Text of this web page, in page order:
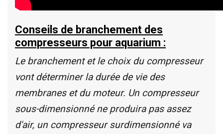
Conseils de branchement des
compresseurs pour aquarium :
Le branchement et le choix du compresseur
vont déterminer la durée de vie des
membranes et du moteur. Un compresseur
sous-dimensionné ne produira pas assez
d'air, un compresseur surdimensionné va